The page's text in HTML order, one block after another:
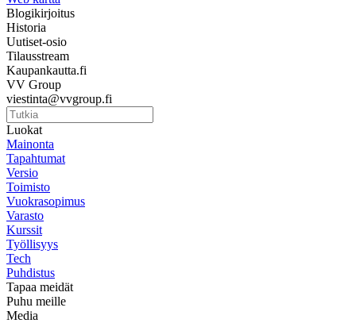
Blogikirjoitus
Historia
Uutiset-osio
Tilausstream
Kaupankautta.fi
VV Group
viestinta@vvgroup.fi
Luokat
Mainonta
Tapahtumat
Versio
Toimisto
Vuokrasopimus
Varasto
Kurssit
Työllisyys
Tech
Puhdistus
Tapaa meidät
Puhu meille
Media